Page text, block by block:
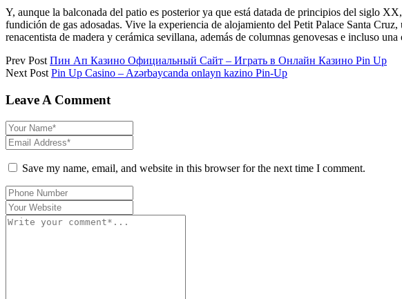
Y, aunque la balconada del patio es posterior ya que está datada de principios del siglo
fundición de gas adosadas. Vive la experiencia de alojamiento del Petit Palace Santa
renacentista de madera y cerámica sevillana, además de columnas genovesas e incluso
Prev Post Пин Ап Казино Официальный Сайт – Играть в Онлайн Казино Pin Up
Next Post Pin Up Casino – Azərbaycanda onlayn kazino Pin-Up
Leave A Comment
Save my name, email, and website in this browser for the next time I comment.